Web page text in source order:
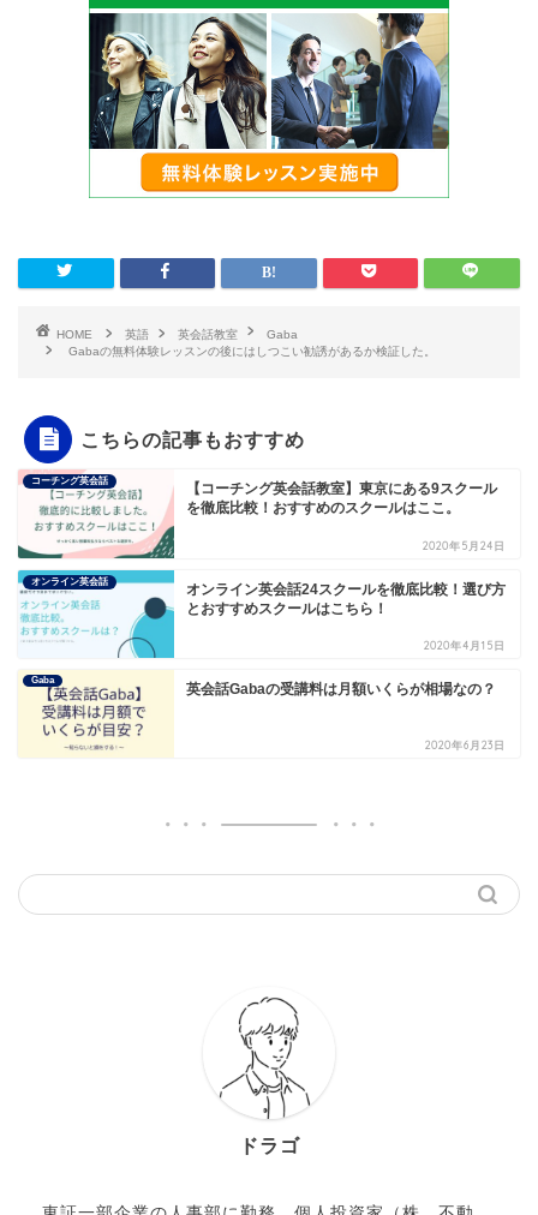
HOME 英語 英会話教室
Gaba
Gabaの無料体験レッスンの後にはしつこい勧誘があるか検証した。
こちらの記事もおすすめ
コーチング英会話
【コーチング英会話教室】東京にある9スクール
を徹底比較！おすすめのスクールはここ。
2020年5月24日
オンライン英会話
オンライン英会話24スクールを徹底比較！選び方
とおすすめスクールはこちら！
2020年4月15日
Gaba
英会話Gabaの受講料は月額いくらが相場なの？
2020年6月23日
ドラゴ